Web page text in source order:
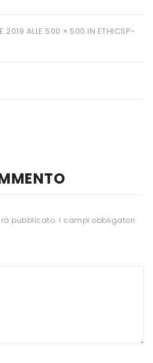
2019 ALLE 500 × 500 IN ETHICSP-
pubblicato. I campi obbligatori